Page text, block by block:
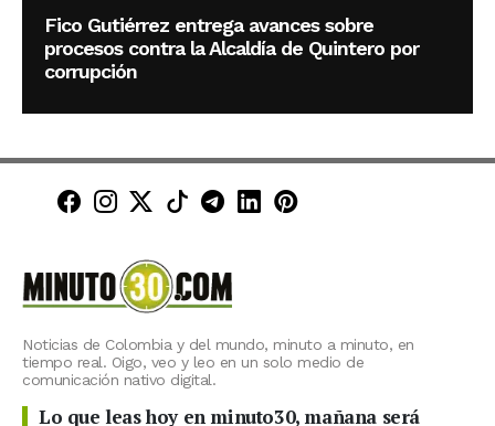
Fico Gutiérrez entrega avances sobre
procesos contra la Alcaldía de Quintero por
corrupción
Minuto30 en Facebook
Minuto30 en Instagram
Minuto30 en X (Twitter)
Minuto30 en TikTok
Canal de Minuto30 en
Minuto30 en LinkedIn
Minuto30 en
Noticias de Colombia y del mundo, minuto a minuto, en
tiempo real. Oigo, veo y leo en un solo medio de
comunicación nativo digital.
Lo que leas hoy en minuto30, mañana será